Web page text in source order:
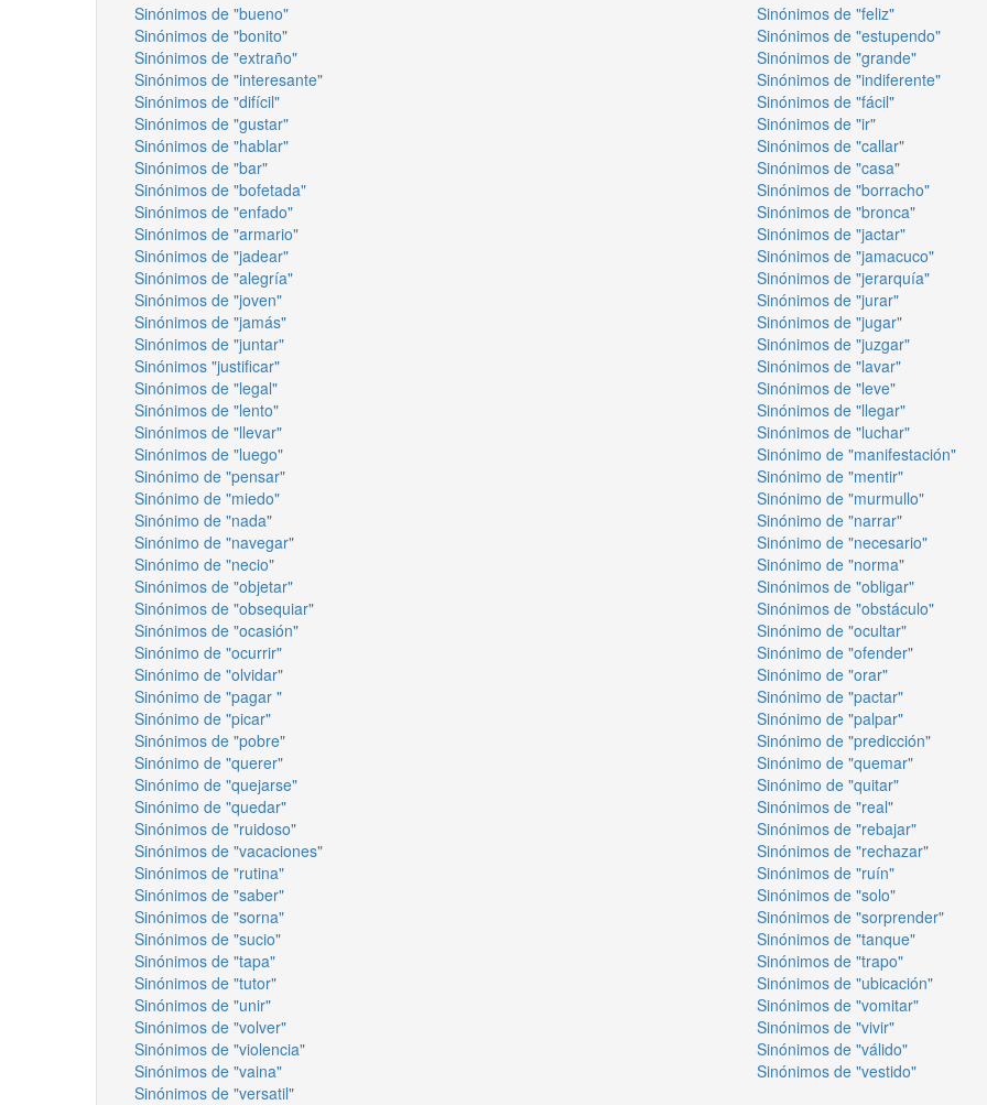
Sinónimos de "bueno"
Sinónimos de "feliz"
Sinónimos de "bonito"
Sinónimos de "estupendo"
Sinónimos de "extraño"
Sinónimos de "grande"
Sinónimos de "interesante"
Sinónimos de "indiferente"
Sinónimos de "difícil"
Sinónimos de "fácil"
Sinónimos de "gustar"
Sinónimos de "ir"
Sinónimos de "hablar"
Sinónimos de "callar"
Sinónimos de "bar"
Sinónimos de "casa"
Sinónimos de "bofetada"
Sinónimos de "borracho"
Sinónimos de "enfado"
Sinónimos de "bronca"
Sinónimos de "armario"
Sinónimos de "jactar"
Sinónimos de "jadear"
Sinónimos de "jamacuco"
Sinónimos de "alegría"
Sinónimos de "jerarquía"
Sinónimos de "joven"
Sinónimos de "jurar"
Sinónimos de "jamás"
Sinónimos de "jugar"
Sinónimos de "juntar"
Sinónimos de "juzgar"
Sinónimos "justificar"
Sinónimos de "lavar"
Sinónimos de "legal"
Sinónimos de "leve"
Sinónimos de "lento"
Sinónimos de "llegar"
Sinónimos de "llevar"
Sinónimos de "luchar"
Sinónimos de "luego"
Sinónimo de "manifestación"
Sinónimo de "pensar"
Sinónimo de "mentir"
Sinónimo de "miedo"
Sinónimo de "murmullo"
Sinónimo de "nada"
Sinónimo de "narrar"
Sinónimo de "navegar"
Sinónimo de "necesario"
Sinónimo de "necio"
Sinónimo de "norma"
Sinónimos de "objetar"
Sinónimos de "obligar"
Sinónimos de "obsequiar"
Sinónimos de "obstáculo"
Sinónimos de "ocasión"
Sinónimo de "ocultar"
Sinónimo de "ocurrir"
Sinónimo de "ofender"
Sinónimo de "olvidar"
Sinónimo de "orar"
Sinónimo de "pagar "
Sinónimo de "pactar"
Sinónimo de "picar"
Sinónimo de "palpar"
Sinónimos de "pobre"
Sinónimo de "predicción"
Sinónimo de "querer"
Sinónimo de "quemar"
Sinónimo de "quejarse"
Sinónimo de "quitar"
Sinónimo de "quedar"
Sinónimos de "real"
Sinónimos de "ruidoso"
Sinónimos de "rebajar"
Sinónimos de "vacaciones"
Sinónimos de "rechazar"
Sinónimos de "rutina"
Sinónimos de "ruín"
Sinónimos de "saber"
Sinónimos de "solo"
Sinónimos de "sorna"
Sinónimos de "sorprender"
Sinónimos de "sucio"
Sinónimos de "tanque"
Sinónimos de "tapa"
Sinónimos de "trapo"
Sinónimos de "tutor"
Sinónimos de "ubicación"
Sinónimos de "unir"
Sinónimos de "vomitar"
Sinónimos de "volver"
Sinónimos de "vivir"
Sinónimos de "violencia"
Sinónimos de "válido"
Sinónimos de "vaina"
Sinónimos de "vestido"
Sinónimos de "versatil"